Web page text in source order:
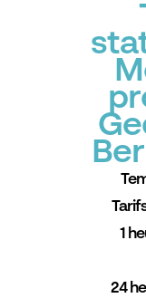
1
24